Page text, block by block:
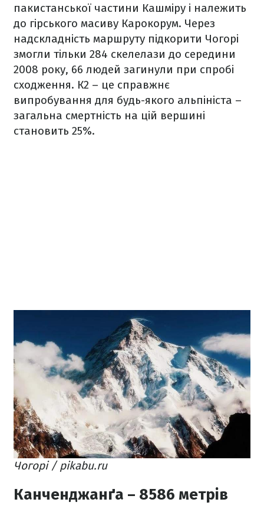
пакистанської частини Кашміру і належить
до гірського масиву Карокорум. Через
надскладність маршруту підкорити Чогорі
змогли тільки 284 скелелази до середини
2008 року, 66 людей загинули при спробі
сходження. К2 – це справжнє
випробування для будь-якого альпініста –
загальна смертність на цій вершині
становить 25%.
Чогорі / pikabu.ru
Канченджанґа – 8586 метрів